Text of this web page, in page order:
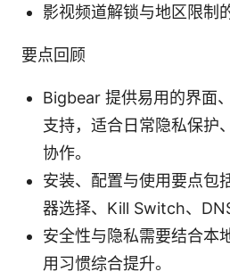
影视频道解锁与地区限制
要点回顾
Bigbear 提供易用的界面
支持，适合日常隐私保护
协作。
安装、配置与使用要点包
器选择、Kill Switch、
安全性与隐私需要结合本
用习惯综合提升。